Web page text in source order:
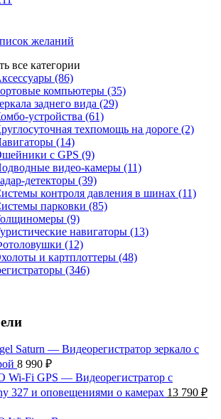
желаний
все категории
(86)
компьютеры (35)
заднего вида (29)
устройства (61)
техпомощь на дороге (2)
(14)
с GPS (9)
видео-камеры (11)
детекторы (39)
контроля давления в шинах (11)
парковки (85)
(9)
навигаторы (13)
(12)
и картплоттеры (48)
(346)
Saturn — Видеорегистратор зеркало с
8 990 ₽
Wi-Fi GPS — Видеорегистратор с
327 и оповещениями о камерах 13 790 ₽